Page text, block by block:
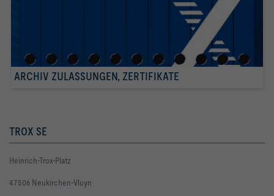
ARCHIV ZULASSUNGEN, ZERTIFIKATE
TROX SE
Heinrich-Trox-Platz
47506 Neukirchen-Vluyn